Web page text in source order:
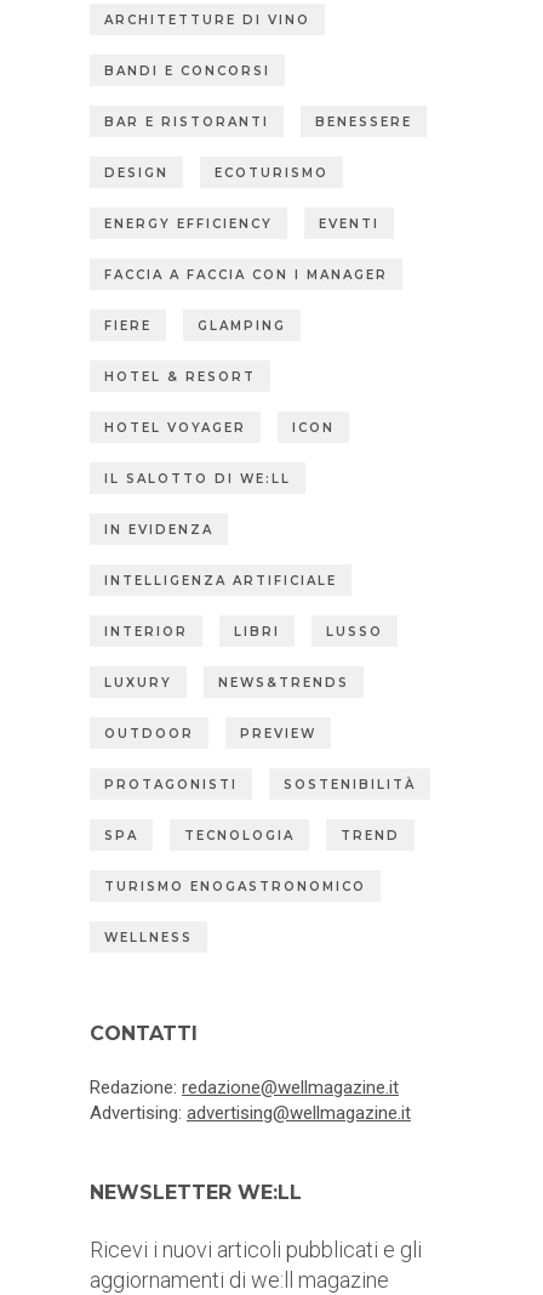
ARCHITETTURE DI VINO
BANDI E CONCORSI
BAR E RISTORANTI BENESSERE
DESIGN ECOTURISMO
ENERGY EFFICIENCY EVENTI
FACCIA A FACCIA CON I MANAGER
FIERE GLAMPING
HOTEL & RESORT
HOTEL VOYAGER ICON
IL SALOTTO DI WE:LL
IN EVIDENZA
INTELLIGENZA ARTIFICIALE
INTERIOR LIBRI LUSSO
LUXURY NEWS&TRENDS
OUTDOOR PREVIEW
PROTAGONISTI SOSTENIBILITÀ
SPA TECNOLOGIA TREND
TURISMO ENOGASTRONOMICO
WELLNESS
CONTATTI
Redazione: redazione@wellmagazine.it
Advertising: advertising@wellmagazine.it
NEWSLETTER WE:LL
Ricevi i nuovi articoli pubblicati e gli
aggiornamenti di we:ll magazine